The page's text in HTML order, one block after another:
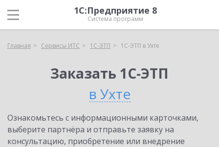
1С:Предприятие 8
Система программ
Главная Сервисы ИТС 1С-ЭТП 1С-ЭТП в Ухте
Заказать 1С-ЭТП
в Ухте
Ознакомьтесь с информационными карточками,
выберите партнёра и отправьте заявку на
консультацию, приобретение или внедрение